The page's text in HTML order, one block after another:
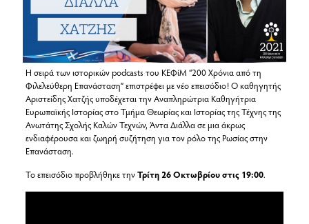
Η σειρά των ιστορικών podcasts του ΚΕΦίΜ “200 Χρόνια από τη
Φιλελεύθερη Επανάσταση” επιστρέφει με νέο επεισόδιο! Ο καθηγητής
Αριστείδης Χατζής υποδέχεται την Αναπληρώτρια Καθηγήτρια
Ευρωπαϊκής Ιστορίας στο Τμήμα Θεωρίας και Ιστορίας της Τέχνης της
Ανωτάτης Σχολής Καλών Τεχνών, Άντα Διάλλα σε μια άκρως
ενδιαφέρουσα και ζωηρή συζήτηση για τον ρόλο της Ρωσίας στην
Επανάσταση.
To επεισόδιο προβλήθηκε τηνΤρίτη 26 Οκτωβρίου στις 19:00.